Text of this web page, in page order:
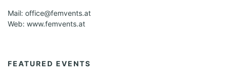
Mail: office@femvents.at
Web: www.femvents.at
FEATURED EVENTS